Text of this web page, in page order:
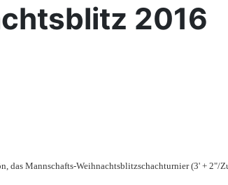
2016
das Mannschafts-Weihnachtsblitzschachturnier (3' + 2"/